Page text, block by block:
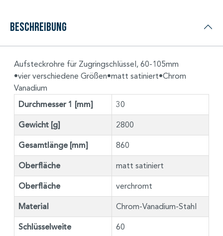
Beschreibung
Aufsteckrohre für Zugringschlüssel, 60-105mm
•vier verschiedene Größen•matt satiniert•Chrom
Vanadium
Durchmesser 1 [mm] 30
Gewicht [g] 2800
Gesamtlänge [mm] 860
Oberfläche matt satiniert
Oberfläche verchromt
Material Chrom-Vanadium-Stahl
Schlüsselweite 60